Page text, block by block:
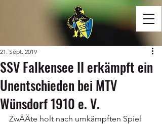
SSV Falkensee II erkämpft ein
Unentschieden bei MTV
Wünsdorf 1910 e. V.
21. Sept. 2019
ZwÄÄte holt nach umkämpften Spiel